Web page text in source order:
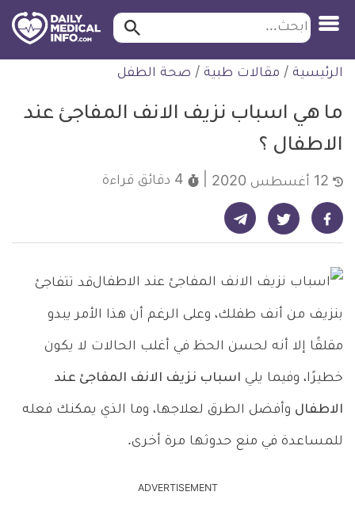
التخطي
للمحتوى
ابحث ابحث…
الرئيسية / مقالات طبية / صحة الطفل
ما هي اسباب نزيف الانف المفاجئ عند
الاطفال ؟
4 دقائق قراءة
شارك على فيسبوك - ديلي ميديكال انفو شارك على تويتر - ديلي ميديكال انفو شارك على تيليجرام - ديلي ميديكال انفو
قد تتفاجئ
بنزيف من أنف طفلك، وعلى الرغم أن هذا الأمر يبدو
مقلقًا إلا أنه لحسن الحظ في أغلب الحالات لا يكون
خطيرًا، وفيما يلي اسباب نزيف الانف المفاجئ عند
الاطفال وأفضل الطرق لعلاجها، وما الذي يمكنك فعله
للمساعدة في منع حدوثها مرة أخرى.
ADVERTISEMENT